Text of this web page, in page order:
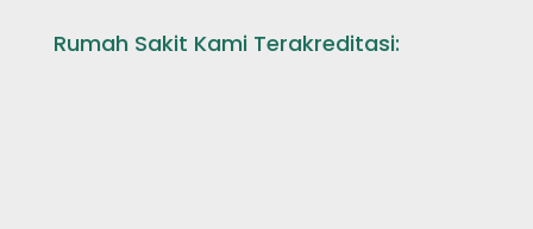
Rumah Sakit Kami Terakreditasi: